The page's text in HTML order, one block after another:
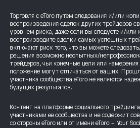
Торговля с eToro путем следования и/или
воспроизведения сделок других трейдеров
уровнем риска, даже если вы следуете и/или
воспроизводите сделки самых успешных
включают риск того, что вы можете
решения возможно неопытных/
трейдеров, чьи конечные цели или
положение могут отличаться от ваших.
участника сообщества eToro не являются
будущих результатов.
Контент на платформе социального трейдинга
участниками ее сообщества и не содержит
со стороны eToro или от имени eToro - Your